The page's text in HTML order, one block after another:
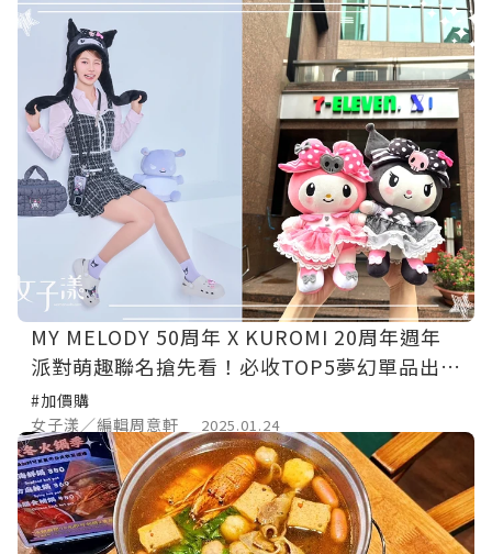
MY MELODY 50周年 X KUROMI 20周年週年
派對萌趣聯名搶先看！必收TOP5夢幻單品出列
💖
#加價購
女子漾／編輯周意軒
2025.01.24